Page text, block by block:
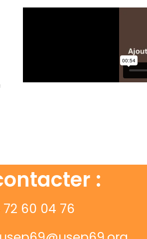
:
72 60 04 76